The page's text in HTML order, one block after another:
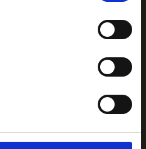
102 – 50136 Firenze